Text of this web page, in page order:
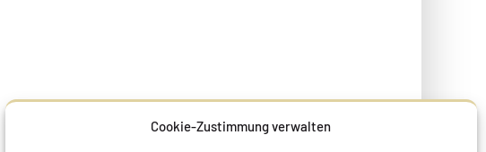
Cookie-Zustimmung verwalten